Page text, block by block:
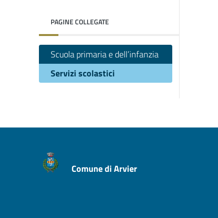
PAGINE COLLEGATE
Scuola primaria e dell’infanzia
Servizi scolastici
Comune di Arvier